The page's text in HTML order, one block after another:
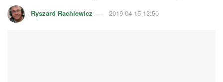
Ryszard Rachlewicz 2019-04-15 13:50